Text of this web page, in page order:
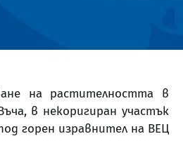
на растителността в
в некоригиран участък
горен изравнител на ВЕЦ